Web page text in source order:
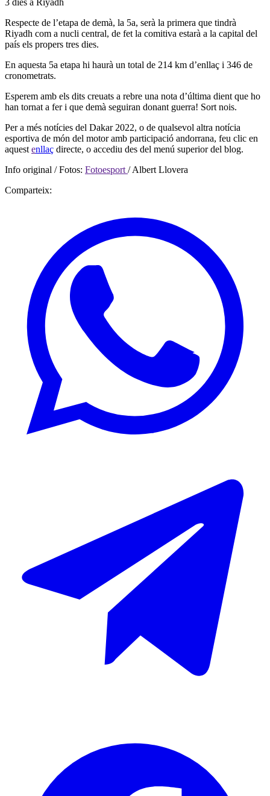
3 dies a Riyadh
Respecte de l’etapa de demà, la 5a, serà la primera que tindrà
Riyadh com a nucli central, de fet la comitiva estarà a la capital del
país els propers tres dies.
En aquesta 5a etapa hi haurà un total de 214 km d’enllaç i 346 de
cronometrats.
Esperem amb els dits creuats a rebre una nota d’última dient que ho
han tornat a fer i que demà seguiran donant guerra! Sort nois.
Per a més notícies del Dakar 2022, o de qualsevol altra notícia
esportiva de món del motor amb participació andorrana, feu clic en
aquest enllaç directe, o accediu des del menú superior del blog.
Info original / Fotos: Fotoesport / Albert Llovera
Comparteix: